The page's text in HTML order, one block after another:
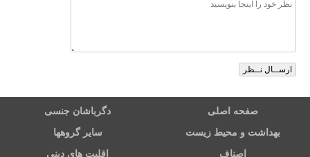
صفحه اصلی دگرباشان جنسی
بهداشت و محیط زیست سایر گروهها
اصناف اقلیت های دینی